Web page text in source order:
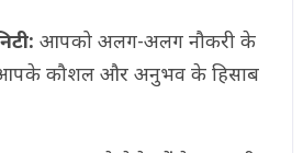
आपको अलग-अलग नौकरी के
कौशल और अनुभव के हिसाब